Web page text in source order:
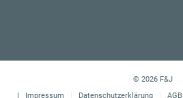
© 2026 F&J
Impressum
Datenschutzerklärung AGB